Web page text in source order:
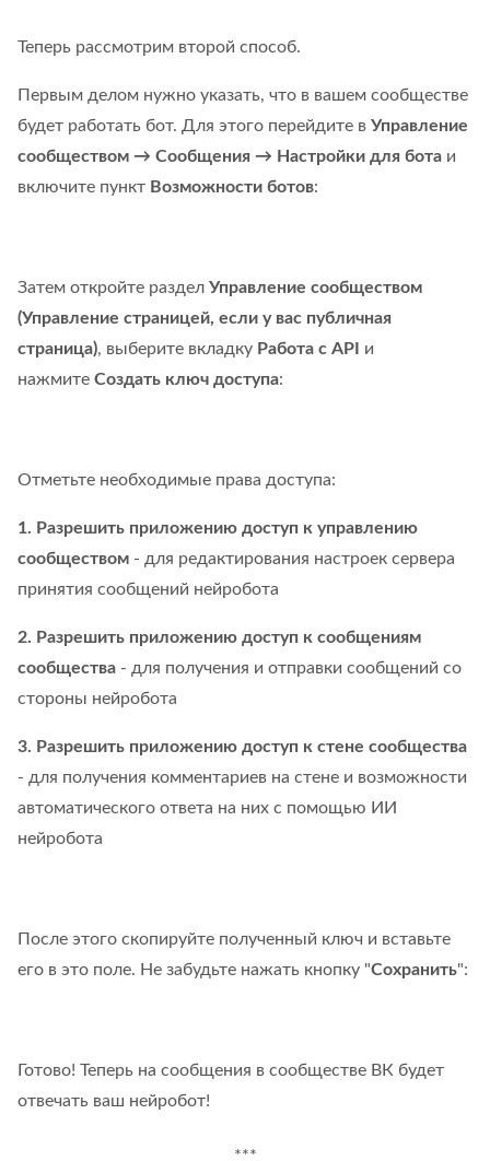
Теперь рассмотрим второй способ.
Первым делом нужно указать, что в вашем сообществе
будет работать бот. Для этого перейдите в Управление
сообществом → Сообщения → Настройки для бота и
включите пункт Возможности ботов:
Затем откройте раздел Управление сообществом
(Управление страницей, если у вас публичная
страница), выберите вкладку Работа с API
и
нажмите Создать ключ доступа:
Отметьте необходимые права доступа:
1. Разрешить приложению доступ к управлению
сообществом - для редактирования настроек сервера
принятия сообщений нейробота
2. Разрешить приложению доступ к сообщениям
сообщества - для получения и отправки сообщений со
стороны нейробота
3. Разрешить приложению доступ к стене сообщества
- для получения комментариев на стене и возможности
автоматического ответа на них с помощью ИИ
нейробота
После этого скопируйте полученный ключ и вставьте
его в это поле. Не забудьте нажать кнопку "Сохранить":
Готово! Теперь на сообщения в сообществе ВК будет
отвечать ваш нейробот!
***